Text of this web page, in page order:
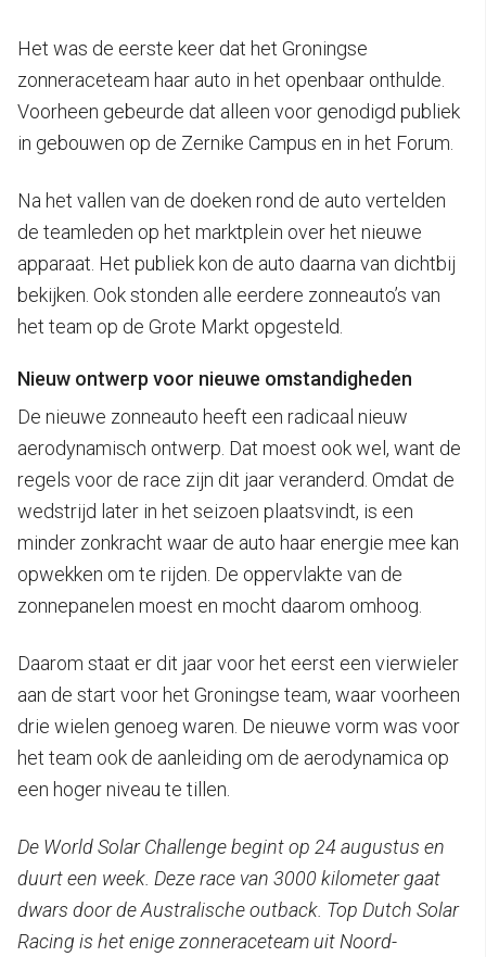
Het was de eerste keer dat het Groningse
zonneraceteam haar auto in het openbaar onthulde.
Voorheen gebeurde dat alleen voor genodigd publiek
in gebouwen op de Zernike Campus en in het Forum.
Na het vallen van de doeken rond de auto vertelden
de teamleden op het marktplein over het nieuwe
apparaat. Het publiek kon de auto daarna van dichtbij
bekijken. Ook stonden alle eerdere zonneauto’s van
het team op de Grote Markt opgesteld.
Nieuw ontwerp voor nieuwe omstandigheden
De nieuwe zonneauto heeft een radicaal nieuw
aerodynamisch ontwerp. Dat moest ook wel, want de
regels voor de race zijn dit jaar veranderd. Omdat de
wedstrijd later in het seizoen plaatsvindt, is een
minder zonkracht waar de auto haar energie mee kan
opwekken om te rijden. De oppervlakte van de
zonnepanelen moest en mocht daarom omhoog.
Daarom staat er dit jaar voor het eerst een vierwieler
aan de start voor het Groningse team, waar voorheen
drie wielen genoeg waren. De nieuwe vorm was voor
het team ook de aanleiding om de aerodynamica op
een hoger niveau te tillen.
De World Solar Challenge begint op 24 augustus en
duurt een week. Deze race van 3000 kilometer gaat
dwars door de Australische outback. Top Dutch Solar
Racing is het enige zonneraceteam uit Noord-